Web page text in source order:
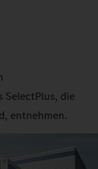
SelectPlus, die
entnehmen.